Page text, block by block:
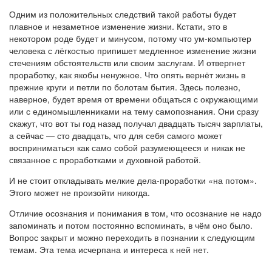
Одним из положительных следствий такой работы будет
плавное и незаметное изменение жизни. Кстати, это в
некотором роде будет и минусом, потому что ум-компьютер
человека с лёгкостью припишет медленное изменение жизни
стечениям обстоятельств или своим заслугам. И отвергнет
проработку, как якобы ненужное. Что опять вернёт жизнь в
прежние круги и петли по болотам бытия. Здесь полезно,
наверное, будет время от времени общаться с окружающими
или с единомышленниками на тему самопознания. Они сразу
скажут, что вот ты год назад получал двадцать тысяч зарплаты,
а сейчас — сто двадцать, что для себя самого может
восприниматься как само собой разумеющееся и никак не
связанное с проработками и духовной работой.
И не стоит откладывать мелкие дела-проработки «на потом».
Этого может не произойти никогда.
Отличие осознания и понимания в том, что осознание не надо
запоминать и потом постоянно вспоминать, в чём оно было.
Вопрос закрыт и можно переходить в познании к следующим
темам. Эта тема исчерпана и интереса к ней нет.